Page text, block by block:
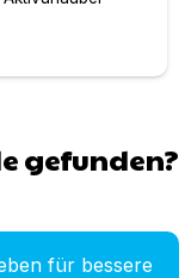
gefunden?
für bessere